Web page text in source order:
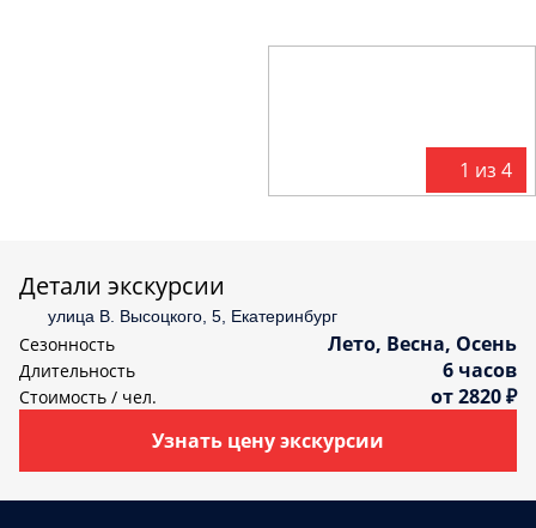
1 из 4
Детали экскурсии
улица В. Высоцкого, 5, Екатеринбург
Сезонность Лето, Весна, Осень
Длительность 6 часов
Стоимость / чел.
от 2820 ₽
Узнать цену экскурсии